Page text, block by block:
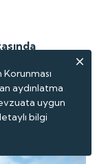
tercih
tarih gün
Korunması
aydınlatma
uygun
bilgi